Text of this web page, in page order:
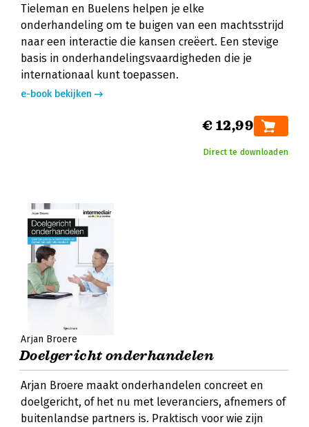
Tieleman en Buelens helpen je elke
onderhandeling om te buigen van een machtsstrijd
naar een interactie die kansen creëert. Een stevige
basis in onderhandelingsvaardigheden die je
internationaal kunt toepassen.
e-book bekijken
€ 12,99
Direct te downloaden
Arjan Broere
Doelgericht onderhandelen
Arjan Broere maakt onderhandelen concreet en
doelgericht, of het nu met leveranciers, afnemers of
buitenlandse partners is. Praktisch voor wie zijn